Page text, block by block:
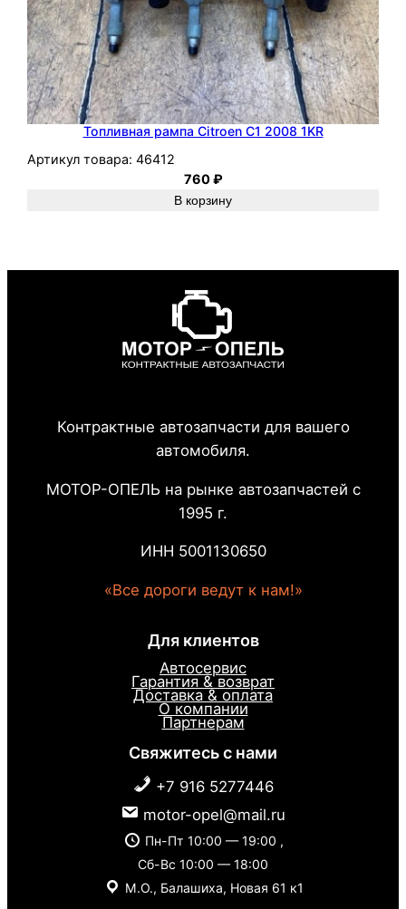
Топливная рампа Citroen C1 2008 1KR
Артикул товара: 46412
760₽
В корзину
Контрактные автозапчасти для вашего
автомобиля.
МОТОР-ОПЕЛЬ на рынке автозапчастей с
1995 г.
ИНН 5001130650
«Все дороги ведут к нам!»
Для клиентов
Автосервис
Гарантия & возврат
Доставка & оплата
О компании
Партнерам
Свяжитесь с нами
+7 916 5277446
motor-opel@mail.ru
Пн-Пт 10:00 — 19:00 ,
Сб-Вс 10:00 — 18:00
М.О., Балашиха, Новая 61 к1